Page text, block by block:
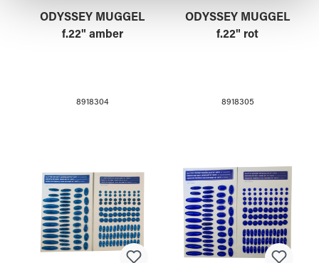
gesammelt haben.
ODYSSEY MUGGEL
f.22" amber
8918304
ODYSSEY MUGGEL
f.22" rot
8918305